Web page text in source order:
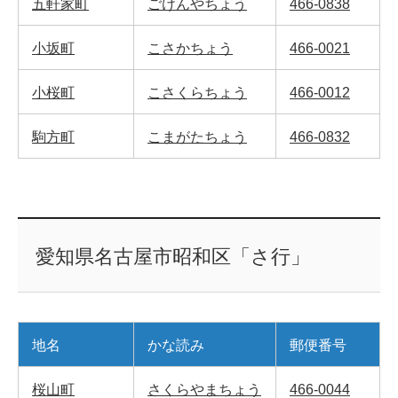
五軒家町 ごけんやちょう 466-0838
小坂町 こさかちょう 466-0021
小桜町 こさくらちょう 466-0012
駒方町 こまがたちょう 466-0832
愛知県名古屋市昭和区「さ行」
地名 かな読み 郵便番号
桜山町 さくらやまちょう 466-0044